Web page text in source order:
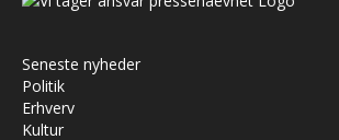
Seneste nyheder
Politik
Erhverv
Kultur